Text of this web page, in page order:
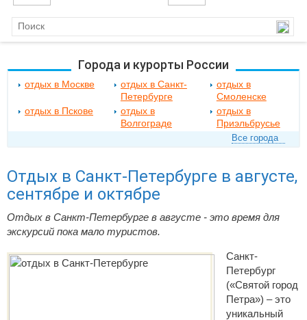
Города и курорты России
отдых в Москве
отдых в Санкт-
Петербурге
отдых в
Смоленске
отдых в Пскове
отдых в
Волгограде
отдых в
Приэльбрусье
Все города
Отдых в Санкт-Петербурге в августе,
сентябре и октябре
Отдых в Санкт-Петербурге в августе - это время для
экскурсий пока мало туристов.
Санкт-
Петербург
(«Святой город
Петра») – это
уникальный